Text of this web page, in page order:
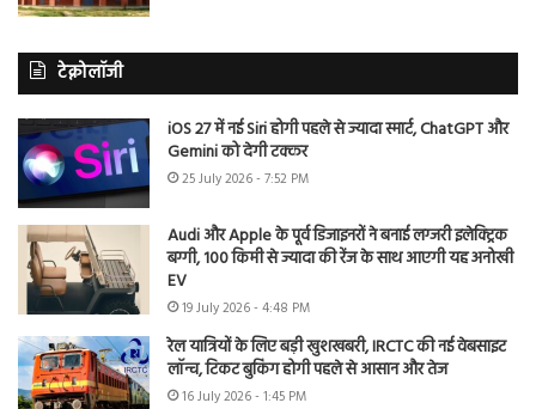
टेक्नोलॉजी
iOS 27 में नई Siri होगी पहले से ज्यादा स्मार्ट, ChatGPT और
Gemini को देगी टक्कर
25 July 2026 - 7:52 PM
Audi और Apple के पूर्व डिजाइनरों ने बनाई लग्जरी इलेक्ट्रिक
बग्गी, 100 किमी से ज्यादा की रेंज के साथ आएगी यह अनोखी
EV
19 July 2026 - 4:48 PM
रेल यात्रियों के लिए बड़ी खुशखबरी, IRCTC की नई वेबसाइट
लॉन्च, टिकट बुकिंग होगी पहले से आसान और तेज
16 July 2026 - 1:45 PM